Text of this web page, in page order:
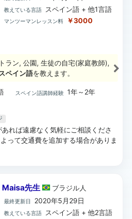
教えている言語 スペイン語 + 他1言語
マンツーマンレッスン料 ￥3000
ラン, 公園, 生徒の自宅(家庭教師),
スペイン語を教えます。
スペイン語講師経験 1年～2年
れば遠慮なく気軽にご相談くださ
って交通費を追加する場合がありま
Maisa先生 ブラジル人
最終更新日 2020年5月29日
教えている言語 スペイン語 + 他2言語